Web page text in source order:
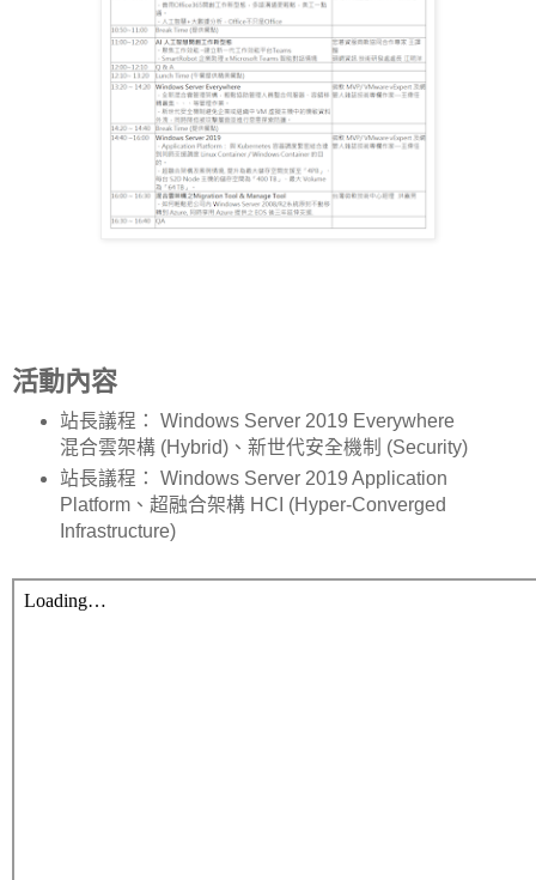
活動內容
站長議程： Windows Server 2019 Everywhere
混合雲架構 (Hybrid)、新世代安全機制 (Security)
站長議程： Windows Server 2019 Application
Platform、超融合架構 HCI (Hyper-Converged
Infrastructure)